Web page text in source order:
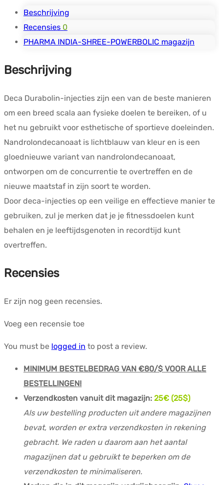
hoeveelheid
Beschrijving
Recensies 0
PHARMA INDIA-SHREE-POWERBOLIC magazijn
Beschrijving
Deca Durabolin-injecties zijn een van de beste manieren
om een breed scala aan fysieke doelen te bereiken, of u
het nu gebruikt voor esthetische of sportieve doeleinden.
Nandrolondecanoaat is lichtblauw van kleur en is een
gloednieuwe variant van nandrolondecanoaat,
ontworpen om de concurrentie te overtreffen en de
nieuwe maatstaf in zijn soort te worden.
Door deca-injecties op een veilige en effectieve manier te
gebruiken, zul je merken dat je je fitnessdoelen kunt
behalen en je leeftijdsgenoten in recordtijd kunt
overtreffen.
Recensies
Er zijn nog geen recensies.
Voeg een recensie toe
You must be logged in to post a review.
MINIMUM BESTELBEDRAG VAN €80/$ VOOR ALLE
BESTELLINGEN!
Verzendkosten vanuit dit magazijn: 25€ (25$)
Als uw bestelling producten uit andere magazijnen
bevat, worden er extra verzendkosten in rekening
gebracht. We raden u daarom aan het aantal
magazijnen dat u gebruikt te beperken om de
verzendkosten te minimaliseren.